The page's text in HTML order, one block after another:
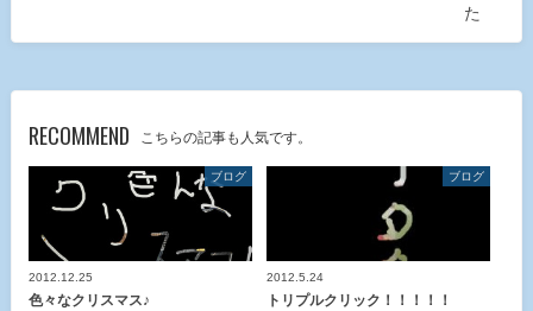
た
RECOMMEND こちらの記事も人気です。
ブログ
2012.12.25
色々なクリスマス♪
ブログ
2012.5.24
トリプルクリック！！！！！